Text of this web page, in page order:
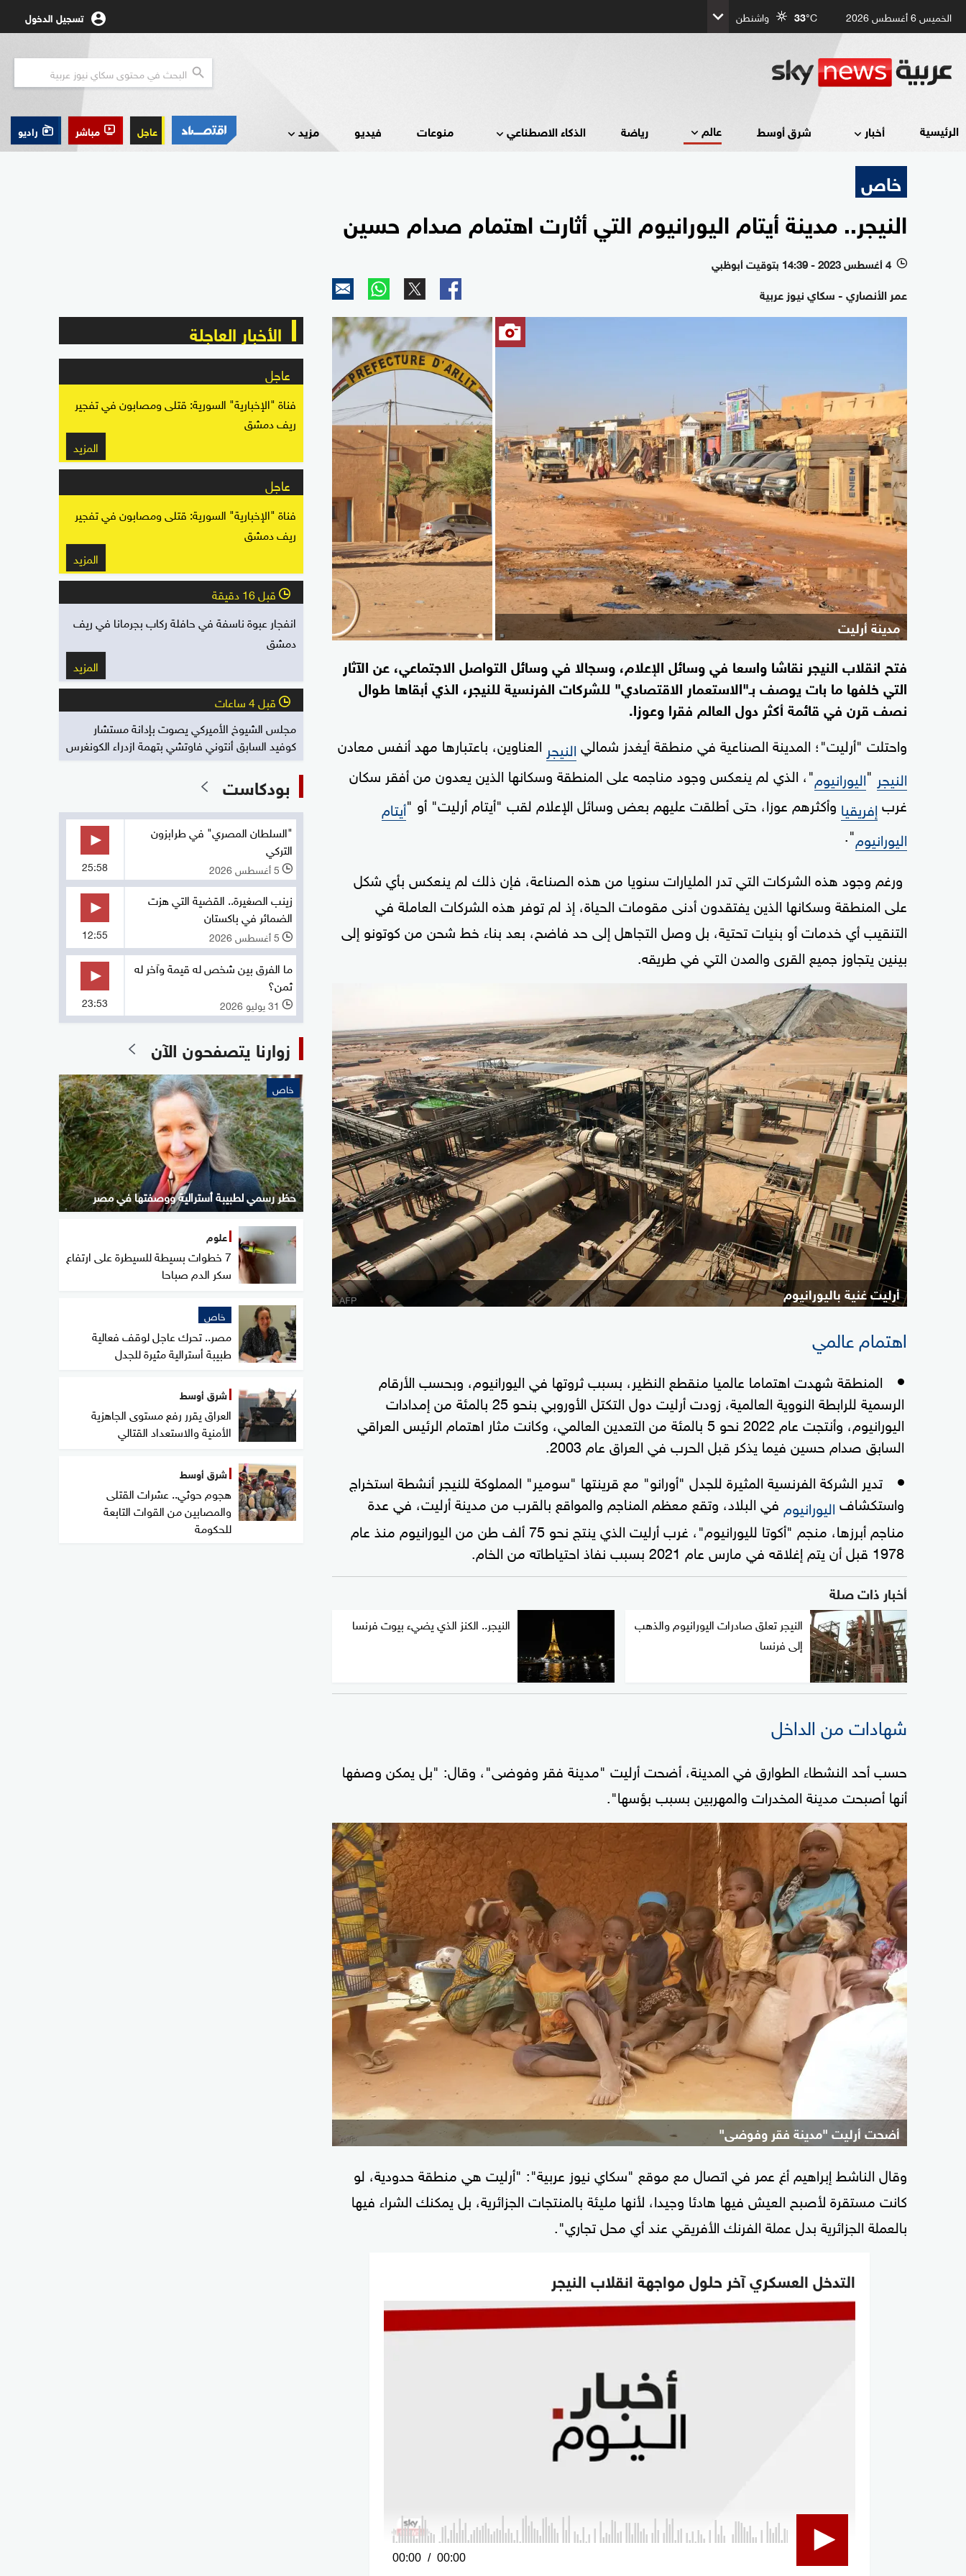
الخميس 6 أغسطس 2026 33°C واشنطن تسجيل الدخول
الرئيسية أخبار شرق أوسط عالم رياضة الذكاء الاصطناعي منوعات فيديو مزيد عاجل مباشر راديو
خاص
النيجر.. مدينة أيتام اليورانيوم التي أثارت اهتمام صدام حسين
l 4 أغسطس 2023 - 14:39 بتوقيت أبوظبي
عمر الأنصاري - سكاي نيوز عربية
مدينة أرليت
فتح انقلاب النيجر نقاشا واسعا في وسائل الإعلام، وسجالا في وسائل التواصل الاجتماعي، عن الآثار
التي خلفها ما بات يوصف بـ"الاستعمار الاقتصادي" للشركات الفرنسية للنيجر، الذي أبقاها طوال
نصف قرن في قائمة أكثر دول العالم فقرا وعوزا.
واحتلت "أرليت"؛ المدينة الصناعية في منطقة أيغدز شمالي النيجر العناوين، باعتبارها مهد أنفس معادن
النيجر "اليورانيوم"، الذي لم ينعكس وجود مناجمه على المنطقة وسكانها الذين يعدون من أفقر سكان
غرب إفريقيا وأكثرهم عوزا، حتى أطلقت عليهم بعض وسائل الإعلام لقب "أيتام أرليت" أو "أيتام
اليورانيوم".
ورغم وجود هذه الشركات التي تدر المليارات سنويا من هذه الصناعة، فإن ذلك لم ينعكس بأي شكل
على المنطقة وسكانها الذين يفتقدون أدنى مقومات الحياة، إذ لم توفر هذه الشركات العاملة في
التنقيب أي خدمات أو بنيات تحتية، بل وصل التجاهل إلى حد فاضح، بعد بناء خط شحن من كوتونو إلى
بينين يتجاوز جميع القرى والمدن التي في طريقه.
أرليت غنية باليورانيوم
اهتمام عالمي
المنطقة شهدت اهتماما عالميا منقطع النظير، بسبب ثروتها في اليورانيوم، وبحسب الأرقام
الرسمية للرابطة النووية العالمية، زودت أرليت دول التكتل الأوروبي بنحو 25 بالمئة من إمدادات
اليورانيوم، وأنتجت عام 2022 نحو 5 بالمئة من التعدين العالمي، وكانت مثار اهتمام الرئيس العراقي
السابق صدام حسين فيما يذكر قبل الحرب في العراق عام 2003.
تدير الشركة الفرنسية المثيرة للجدل "أورانو" مع قرينتها "سومير" المملوكة للنيجر أنشطة استخراج
واستكشاف اليورانيوم في البلاد، وتقع معظم المناجم والمواقع بالقرب من مدينة أرليت، في عدة
مناجم أبرزها، منجم "أكوتا لليورانيوم"، غرب أرليت الذي ينتج نحو 75 ألف طن من اليورانيوم منذ عام
1978 قبل أن يتم إغلاقه في مارس عام 2021 بسبب نفاذ احتياطاته من الخام.
أخبار ذات صلة
النيجر تعلق صادرات اليورانيوم والذهب
إلى فرنسا
النيجر.. الكنز الذي يضيء بيوت فرنسا
شهادات من الداخل
حسب أحد النشطاء الطوارق في المدينة، أضحت أرليت "مدينة فقر وفوضى"، وقال: "بل يمكن وصفها
أنها أصبحت مدينة المخدرات والمهربين بسبب بؤسها".
أضحت أرليت "مدينة فقر وفوضى"
وقال الناشط إبراهيم أغ عمر في اتصال مع موقع "سكاي نيوز عربية": "أرليت هي منطقة حدودية، لو
كانت مستقرة لأصبح العيش فيها هادئا وجيدا، لأنها مليئة بالمنتجات الجزائرية، بل يمكنك الشراء فيها
بالعملة الجزائرية بدل عملة الفرنك الأفريقي عند أي محل تجاري".
التدخل العسكري آخر حلول مواجهة انقلاب النيجر
00:00 00:00
الأخبار العاجلة
عاجل
فناة "الإخبارية" السورية: قتلى ومصابون في تفجير
ريف دمشق
المزيد
عاجل
فناة "الإخبارية" السورية: قتلى ومصابون في تفجير
ريف دمشق
المزيد
l قبل 16 دقيقة
انفجار عبوة ناسفة في حافلة ركاب بجرمانا في ريف
دمشق
المزيد
l قبل 4 ساعات
مجلس الشيوخ الأميركي يصوت بإدانة مستشار
كوفيد السابق أنتوني فاوتشي بتهمة ازدراء الكونغرس
بودكاست
"السلطان المصري" في طرابزون
التركي
l 5 أغسطس 2026 25:58
زينب الصغيرة.. القضية التي هزت
الضمائر في باكستان
l 5 أغسطس 2026 12:55
ما الفرق بين شخص له قيمة وآخر له
ثمن؟
l 31 يوليو 2026 23:53
زوارنا يتصفحون الآن
خاص
حظر رسمي لطبيبة أسترالية ووصفتها في مصر
علوم
7 خطوات بسيطة للسيطرة على ارتفاع
سكر الدم صباحا
خاص
مصر.. تحرك عاجل لوقف فعالية
طبيبة أسترالية مثيرة للجدل
شرق أوسط
العراق يقرر رفع مستوى الجاهزية
الأمنية والاستعداد القتالي
شرق أوسط
هجوم حوثي.. عشرات القتلى
والمصابين من القوات التابعة
للحكومة